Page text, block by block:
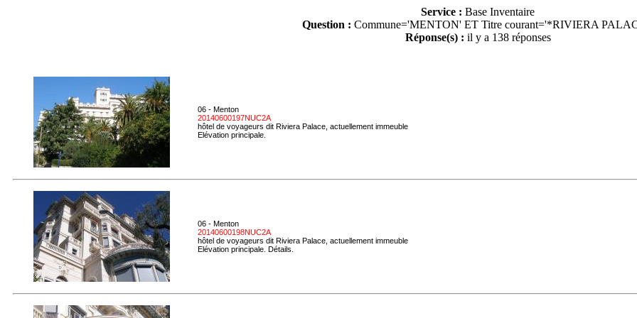
Service : Base Inventaire
Question : Commune='MENTON'ET Titre courant='*RIVIERA
Réponse(s) : il y a 138 réponses
06 - Menton
20140600197NUC2A
hôtel de voyageurs dit Riviera Palace, actuellement immeuble
Elévation principale.
06 - Menton
20140600198NUC2A
hôtel de voyageurs dit Riviera Palace, actuellement immeuble
Elévation principale. Détails.